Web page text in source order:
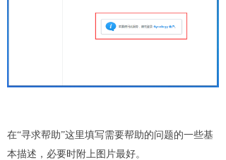
在“寻求帮助”这里填写需要帮助的问题的一些基
本描述，必要时附上图片最好。